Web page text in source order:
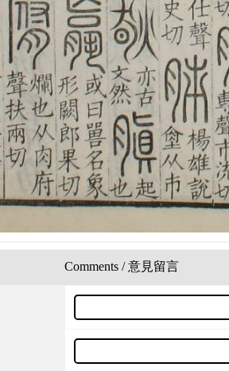
Comments / 意見留言